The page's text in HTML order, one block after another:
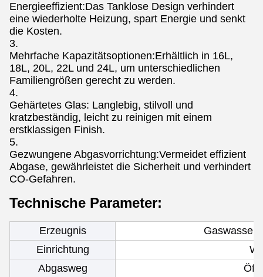
Energieeffizient:Das Tanklose Design verhindert
eine wiederholte Heizung, spart Energie und senkt
die Kosten.
Mehrfache Kapazitätsoptionen:Erhältlich in 16L,
18L, 20L, 22L und 24L, um unterschiedlichen
Familiengrößen gerecht zu werden.
Gehärtetes Glas: Langlebig, stilvoll und
kratzbeständig, leicht zu reinigen mit einem
erstklassigen Finish.
Gezwungene Abgasvorrichtung:Vermeidet effizient
Abgase, gewährleistet die Sicherheit und verhindert
CO-Gefahren.
Technische Parameter:
Erzeugnis
Einrichtung
Abgasweg